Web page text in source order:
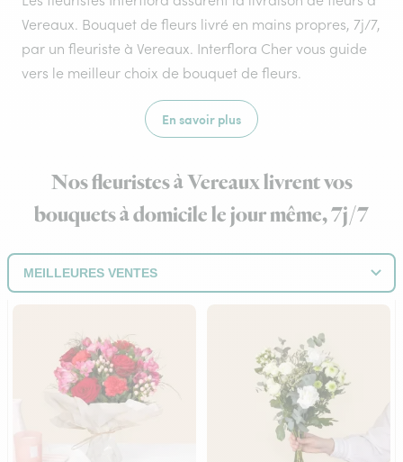
Vereaux. Bouquet de fleurs livré en mains propres, 7j/7,
par un fleuriste à Vereaux. Interflora Cher vous guide
vers le meilleur choix de bouquet de fleurs.
En savoir plus
Nos fleuristes à Vereaux livrent vos
bouquets à domicile le jour même, 7j/7